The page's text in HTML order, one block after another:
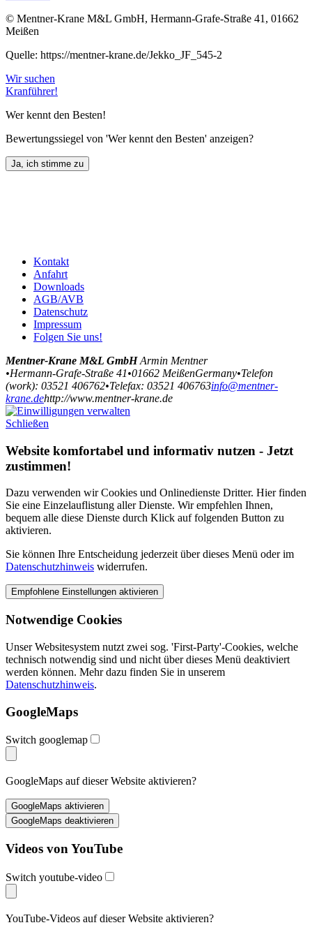
© Mentner-Krane M&L GmbH, Hermann-Grafe-Straße 41, 01662
Meißen
Quelle: https://mentner-krane.de/Jekko_JF_545-2
Wir suchen
Kranführer!
Wer kennt den Besten!
Bewertungssiegel von 'Wer kennt den Besten' anzeigen?
Kontakt
Anfahrt
Downloads
AGB/AVB
Datenschutz
Impressum
Folgen Sie uns!
Mentner-Krane M&L GmbH Armin Mentner
•Hermann-Grafe-Straße 41•01662 MeißenGermany•Telefon
(work): 03521 406762•Telefax: 03521 406763info@mentner-
krane.dehttp://www.mentner-krane.de
Schließen
Website komfortabel und informativ nutzen - Jetzt
zustimmen!
Dazu verwenden wir Cookies und Onlinedienste Dritter. Hier finden
Sie eine Einzelauflistung aller Dienste. Wir empfehlen Ihnen,
bequem alle diese Dienste durch Klick auf folgenden Button zu
aktivieren.
Sie können Ihre Entscheidung jederzeit über dieses Menü oder im
Datenschutzhinweis widerrufen.
Notwendige Cookies
Unser Websitesystem nutzt zwei sog. 'First-Party'-Cookies, welche
technisch notwendig sind und nicht über dieses Menü deaktiviert
werden können. Mehr dazu finden Sie in unserem
Datenschutzhinweis.
GoogleMaps
Switch googlemap
GoogleMaps auf dieser Website aktivieren?
Videos von YouTube
Switch youtube-video
YouTube-Videos auf dieser Website aktivieren?